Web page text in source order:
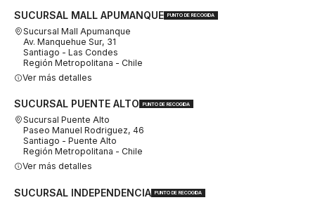
SUCURSAL MALL APUMANQUE PUNTO DE RECOGIDA
Sucursal Mall Apumanque
Av. Manquehue Sur, 31
Santiago - Las Condes
Región Metropolitana - Chile
Ver más detalles
SUCURSAL PUENTE ALTO PUNTO DE RECOGIDA
Sucursal Puente Alto
Paseo Manuel Rodriguez, 46
Santiago - Puente Alto
Región Metropolitana - Chile
Ver más detalles
SUCURSAL INDEPENDENCIA PUNTO DE RECOGIDA